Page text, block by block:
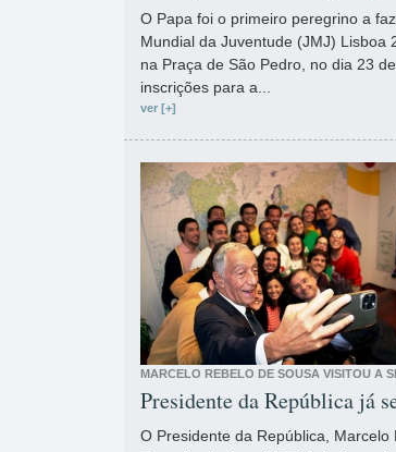
O Papa foi o primeiro peregrino a
Mundial da Juventude (JMJ) Lisboa
na Praça de São Pedro, no dia 23
inscrições para a...
ver [+]
MARCELO REBELO DE SOUSA VISITOU A
Presidente da República já
O Presidente da República,